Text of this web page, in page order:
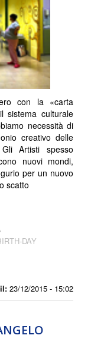
23/12/2015 - 15:02
con la «carta
sistema culturale
necessità di
creativo delle
Gli Artisti spesso
nuovi mondi,
per un nuovo
scatto
DAY